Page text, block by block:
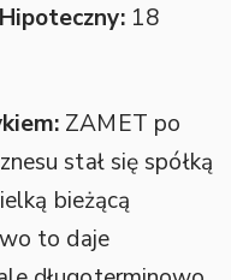
18
ZAMET po
stał się spółką
bieżącą
to daje